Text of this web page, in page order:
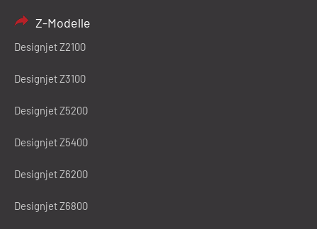
Z-Modelle
Designjet Z2100
Designjet Z3100
Designjet Z5200
Designjet Z5400
Designjet Z6200
Designjet Z6800